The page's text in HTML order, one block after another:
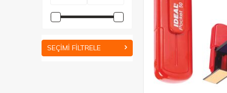
SEÇIMI FILTRELE